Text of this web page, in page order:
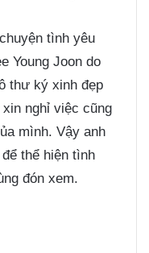
tình yêu
Young Joon do
thư ký xinh đẹp
nghỉ việc cũng
mình. Vậy anh
thể hiện tình
đón xem.